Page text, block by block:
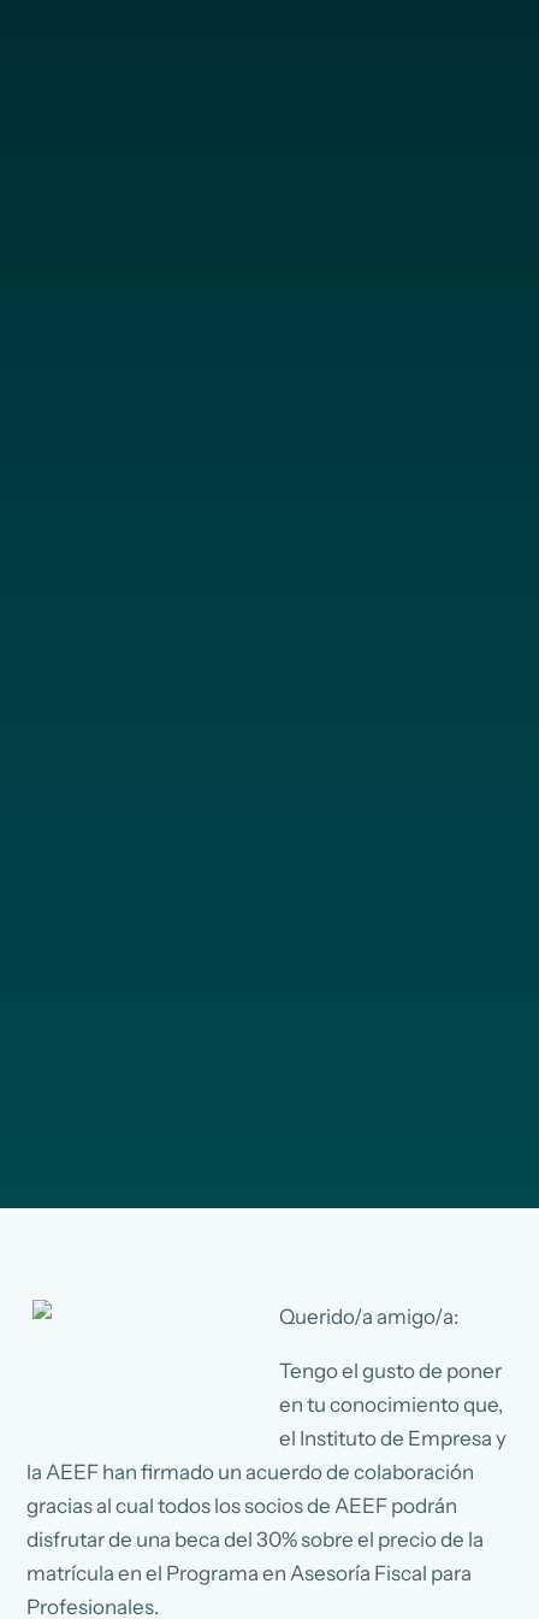
Querido/a amigo/a:
Tengo el gusto de poner
en tu conocimiento que,
el Instituto de Empresa y
la AEEF han firmado un acuerdo de colaboración
gracias al cual todos los socios de AEEF podrán
disfrutar de una beca del 30% sobre el precio de la
matrícula en el Programa en Asesoría Fiscal para
Profesionales.